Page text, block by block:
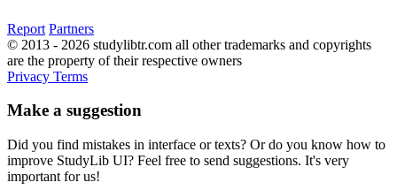
Report Partners
© 2013 - 2026 studylibtr.com all other trademarks and copyrights
are the property of their respective owners
Privacy Terms
Make a suggestion
Did you find mistakes in interface or texts? Or do you know how to
improve StudyLib UI? Feel free to send suggestions. It's very
important for us!